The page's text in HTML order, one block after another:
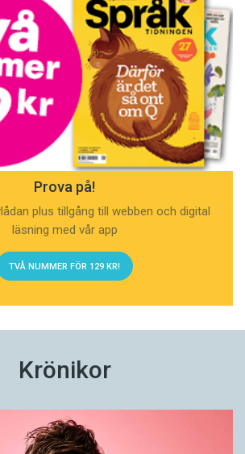
Prova på!
plus tillgång till webben och digital
läsning med vår app
TVÅ NUMMER FÖR 129 KR!
Krönikor